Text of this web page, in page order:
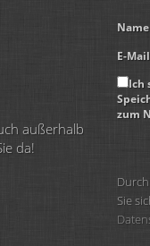
außerhalb
da!
Name
E-Mail
Ich
zum
Sie